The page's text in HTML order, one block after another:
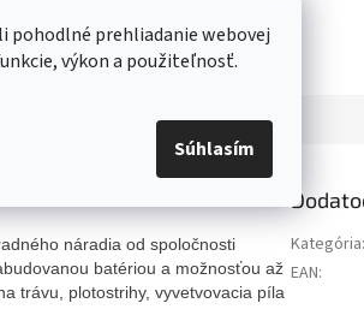
pohodlné prehliadanie webovej
výkon a použiteľnosť.
Súhlasím
náradia od spoločnosti
batériou a možnosťou až
trávu, plotostrihy, vyvetvovacia píla
Kategória:
EAN: